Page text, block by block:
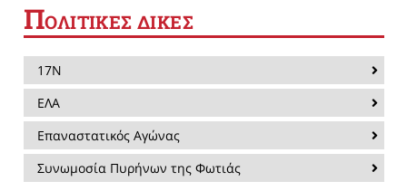
ΠΟΛΙΤΙΚΕΣ ΔΙΚΕΣ
17Ν
ΕΛΑ
Επαναστατικός Αγώνας
Συνωμοσία Πυρήνων της Φωτιάς